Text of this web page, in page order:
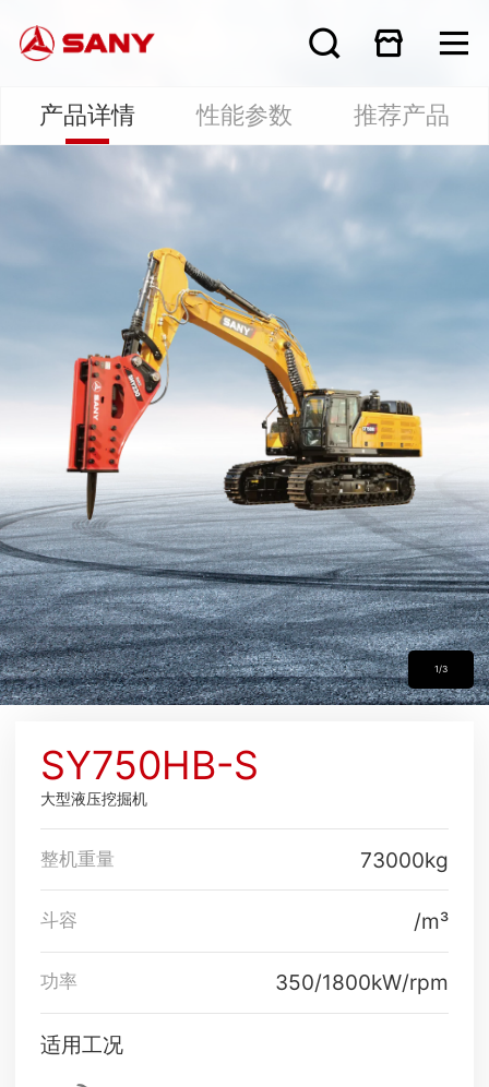
1/3
SY750HB-S
大型液压挖掘机
整机重量 73000kg
斗容 /m³
功率 350/1800kW/rpm
适用工况
产品详情 性能参数 推荐产品